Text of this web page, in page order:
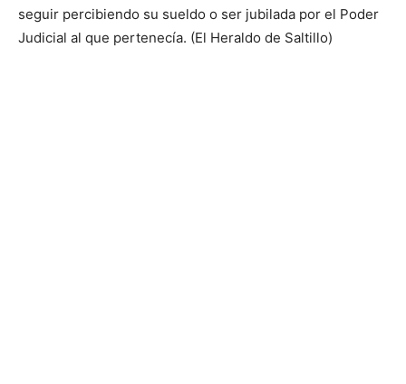
seguir percibiendo su sueldo o ser jubilada por el Poder
Judicial al que pertenecía. (El Heraldo de Saltillo)